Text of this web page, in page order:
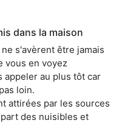
dans la maison
s'avèrent être jamais
vous en voyez
appeler au plus tôt car
loin.
attirées par les sources
des nuisibles et